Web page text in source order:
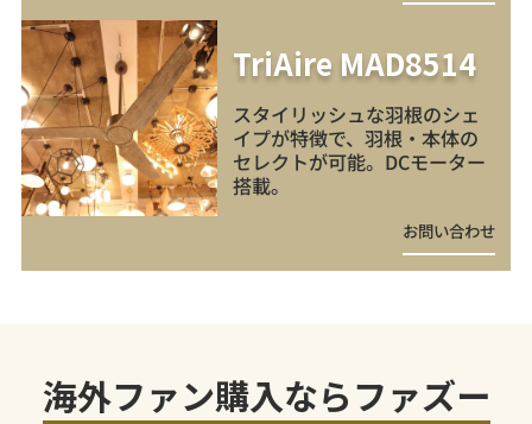
TriAire MAD8514
スタイリッシュな羽根のシェ
イプが特徴で、羽根・本体の
セレクトが可能。DCモーター
搭載。
お問い合わせ
海外ファン購入ならファズー